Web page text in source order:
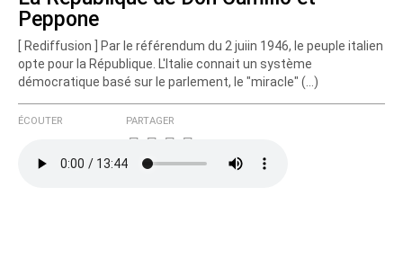
Peppone
[ Rediffusion ] Par le référendum du 2 juiin 1946, le peuple italien
opte pour la République. L'Italie connait un système
démocratique basé sur le parlement, le "miracle" (…)
ÉCOUTER PARTAGER